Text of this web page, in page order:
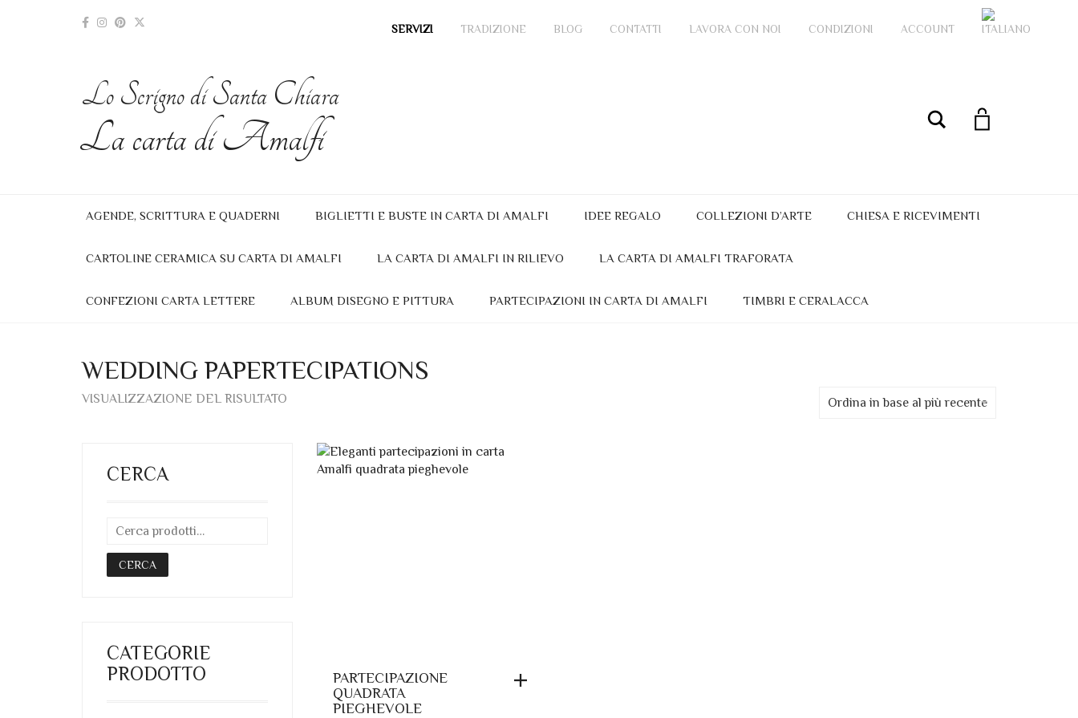
SERVIZI TRADIZIONE BLOG CONTATTI LAVORA CON NOI CONDIZIONI ACCOUNT
Lo Scrigno di Santa Chiara
La carta di Amalfi
My Account
Cerca
AGENDE, SCRITTURA E QUADERNI BIGLIETTI E BUSTE IN CARTA DI AMALFI IDEE REGALO COLLEZIONI D’ARTE CHIESA E RICEVIMENTI
CARTOLINE CERAMICA SU CARTA DI AMALFI LA CARTA DI AMALFI IN RILIEVO LA CARTA DI AMALFI TRAFORATA
CONFEZIONI CARTA LETTERE ALBUM DISEGNO E PITTURA PARTECIPAZIONI IN CARTA DI AMALFI TIMBRI E CERALACCA
WEDDING PAPERTECIPATIONS
VISUALIZZAZIONE DEL RISULTATO Ordina in base al più recente
PARTECIPAZIONE
QUADRATA
PIEGHEVOLE
CERCA
CERCA
CATEGORIE
PRODOTTO